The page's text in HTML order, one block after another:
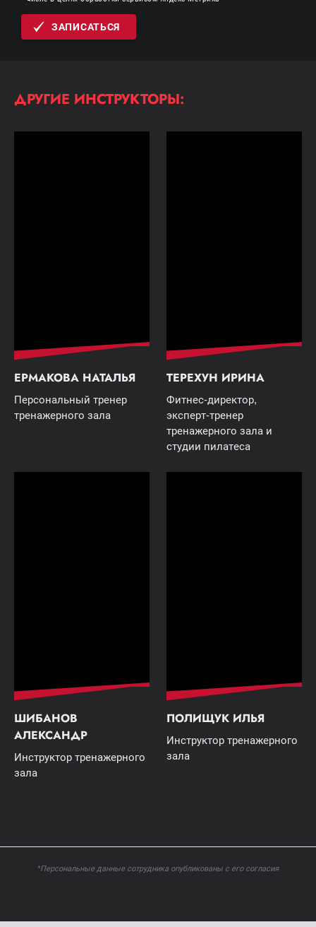
ЗАПИСАТЬСЯ
ДРУГИЕ ИНСТРУКТОРЫ:
ЕРМАКОВА НАТАЛЬЯ
Персональный тренер
тренажерного зала
ТЕРЕХУН ИРИНА
Фитнес-директор,
эксперт-тренер
тренажерного зала и
студии пилатеса
ШИБАНОВ
АЛЕКСАНДР
Инструктор тренажерного
зала
ПОЛИЩУК ИЛЬЯ
Инструктор тренажерного
зала
*Персональные данные сотрудника опубликованы с его согласия